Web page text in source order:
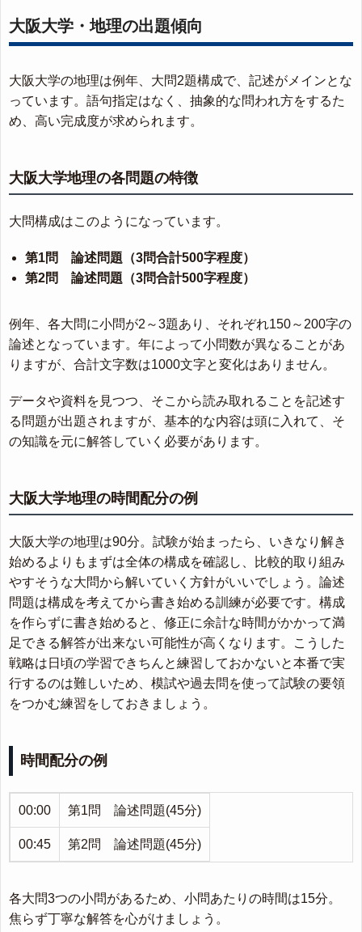
大阪大学・地理の出題傾向
大阪大学の地理は例年、大問2題構成で、記述がメインとな
っています。語句指定はなく、抽象的な問われ方をするた
め、高い完成度が求められます。
大阪大学地理の各問題の特徴
大問構成はこのようになっています。
第1問 論述問題（3問合計500字程度）
第2問 論述問題（3問合計500字程度）
例年、各大問に小問が2～3題あり、それぞれ150～200字の
論述となっています。年によって小問数が異なることがあ
りますが、合計文字数は1000文字と変化はありません。
データや資料を見つつ、そこから読み取れることを記述す
る問題が出題されますが、基本的な内容は頭に入れて、そ
の知識を元に解答していく必要があります。
大阪大学地理の時間配分の例
大阪大学の地理は90分。試験が始まったら、いきなり解き
始めるよりもまずは全体の構成を確認し、比較的取り組み
やすそうな大問から解いていく方針がいいでしょう。論述
問題は構成を考えてから書き始める訓練が必要です。構成
を作らずに書き始めると、修正に余計な時間がかかって満
足できる解答が出来ない可能性が高くなります。こうした
戦略は日頃の学習できちんと練習しておかないと本番で実
行するのは難しいため、模試や過去問を使って試験の要領
をつかむ練習をしておきましょう。
時間配分の例
00:00 第1問 論述問題(45分)
00:45 第2問 論述問題(45分)
各大問3つの小問があるため、小問あたりの時間は15分。
焦らず丁寧な解答を心がけましょう。